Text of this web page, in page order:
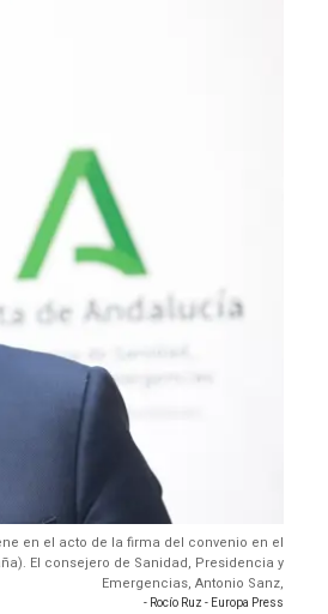
en el acto de la firma del convenio en el
El consejero de Sanidad, Presidencia y
Emergencias, Antonio Sanz,
- Rocío Ruz - Europa Press